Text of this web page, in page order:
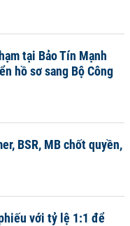
tại Bảo Tín Mạnh
hồ sơ sang Bộ Công
BSR, MB chốt quyền,
với tỷ lệ 1:1 để